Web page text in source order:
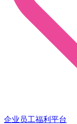
企业员工福利平台